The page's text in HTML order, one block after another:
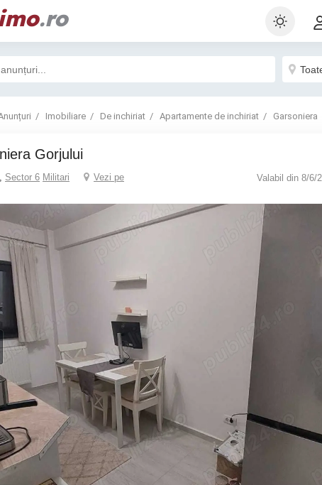
.ro
Imobiliare De inchiriat Apartamente de inchiriat Garsoniera
Gorjului
, Sector 6 Militari
Vezi pe
Valabil din 8/6/